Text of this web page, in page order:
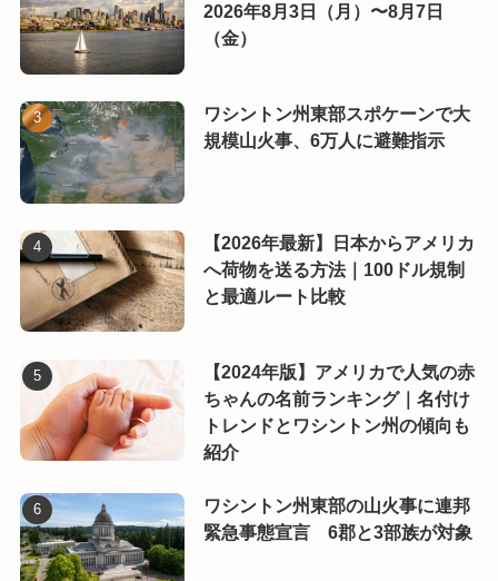
2026年8月3日（月）〜8月7日
（金）
ワシントン州東部スポケーンで大
規模山火事、6万人に避難指示
【2026年最新】日本からアメリカ
へ荷物を送る方法｜100ドル規制
と最適ルート比較
【2024年版】アメリカで人気の赤
ちゃんの名前ランキング｜名付け
トレンドとワシントン州の傾向も
紹介
ワシントン州東部の山火事に連邦
緊急事態宣言 6郡と3部族が対象